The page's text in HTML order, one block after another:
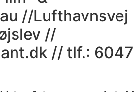
//Lufthavnsvej
//
// tlf.: 6047